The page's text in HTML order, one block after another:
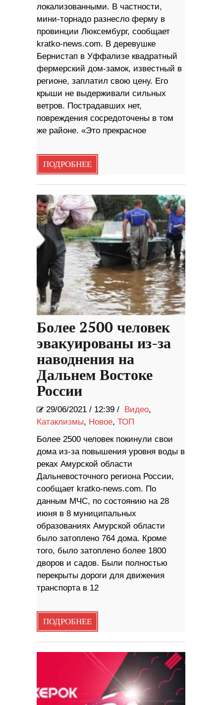
локализованными. В частности,
мини-торнадо разнесло ферму в
провинции Люксембург, сообщает
kratko-news.com. В деревушке
Бернистап в Уффализе квадратный
фермерский дом-замок, известный в
регионе, заплатил свою цену. Его
крыши не выдерживали сильных
ветров. Пострадавших нет,
повреждения сосредоточены в том
же районе. «Это прекрасное
ПОДРОБНЕЕ
Более 2500 человек
эвакуированы из-за
наводнения на
Дальнем Востоке
России
29/06/2021 / 12:39 / Видео,
Катаклизмы, Новое, ТОП
Более 2500 человек покинули свои
дома из-за повышения уровня воды в
реках Амурской области
Дальневосточного региона России,
сообщает kratko-news.com. По
данным МЧС, по состоянию на 28
июня в 8 муниципальных
образованиях Амурской области
было затоплено 764 дома. Кроме
того, было затоплено более 1800
дворов и садов. Были полностью
перекрыты дороги для движения
транспорта в 12
ПОДРОБНЕЕ